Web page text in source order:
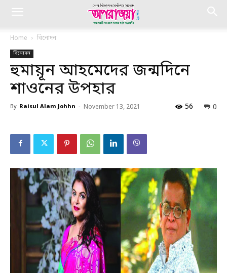
Home বিনোদন
বিনোদন
হুমায়ূন আহমেদের জন্মদিনে
শাওনের উপহার
By Raisul Alam Johhn - November 13, 2021 0
56